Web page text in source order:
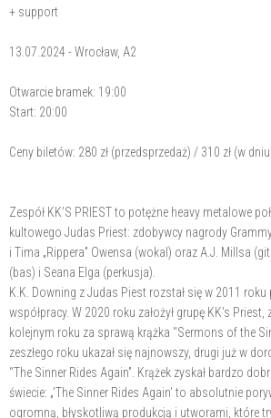
+ support
13.07.2024 - Wrocław, A2
Otwarcie bramek: 19:00
Start: 20:00
Ceny biletów: 280 zł (przedsprzedaż) / 310 zł (w
Zespół KK’S PRIEST to potężne heavy metalowe
kultowego Judas Priest: zdobywcy nagrody
i Tima „Rippera” Owensa (wokal) oraz A.J. Millsa
(bas) i Seana Elga (perkusja).
K.K. Downing z Judas Piest rozstał się w 2011
współpracy. W 2020 roku założył grupę KK's
kolejnym roku za sprawą krążka "Sermons of the
zeszłego roku ukazał się najnowszy, drugi już w
“The Sinner Rides Again”. Krążek zyskał bardzo
świecie: „’The Sinner Rides Again’ to absolutnie
ogromną, błyskotliwą produkcją i utworami, które